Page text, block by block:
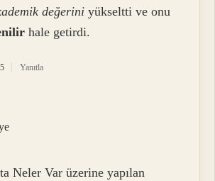
değerini yükseltti ve onu
hale getirdi.
Yanıtla
Neler Var üzerine yapılan